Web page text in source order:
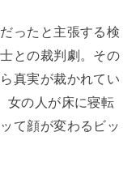
ったと主張する検
との裁判劇。その
真実が裁かれてい
女の人が床に寝転
て顔が変わるビッ